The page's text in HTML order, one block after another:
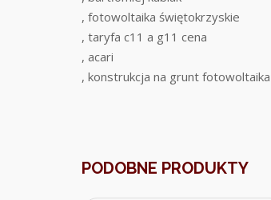
, fotowoltaika świętokrzyskie
, taryfa c11 a g11 cena
, acari
, konstrukcja na grunt fotowoltaika
PODOBNE PRODUKTY